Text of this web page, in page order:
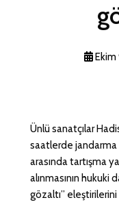
Ekim
Ünlü sanatçılar
saatlerde jandarma
arasında tartışma
alınmasının hukuki
gözaltı” eleştirilerini